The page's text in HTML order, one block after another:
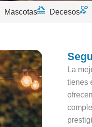
Mascotas Decesos
La
tienes